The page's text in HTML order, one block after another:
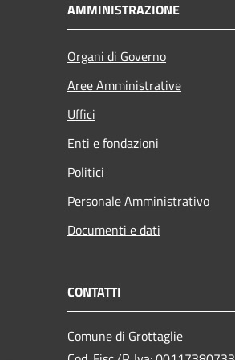
AMMINISTRAZIONE
Organi di Governo
Aree Amministrative
Uffici
Enti e fondazioni
Politici
Personale Amministrativo
Documenti e dati
CONTATTI
Comune di Grottaglie